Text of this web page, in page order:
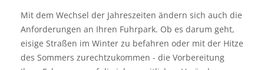
Mit dem Wechsel der Jahreszeiten ändern sich auch die
Anforderungen an Ihren Fuhrpark. Ob es darum geht,
eisige Straßen im Winter zu befahren oder mit der Hitze
des Sommers zurechtzukommen - die Vorbereitung